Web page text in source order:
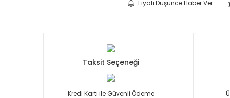
Fiyatı Düşünce Haber Ver
Taksit Seçeneği
Kredi Kartı ile Güvenli Ödeme